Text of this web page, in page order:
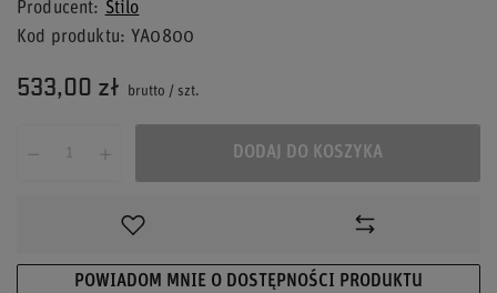
Producent
Stilo
Kod produktu
YA0800
533,00 zł brutto / szt.
DODAJ DO KOSZYKA
POWIADOM MNIE O DOSTĘPNOŚCI PRODUKTU